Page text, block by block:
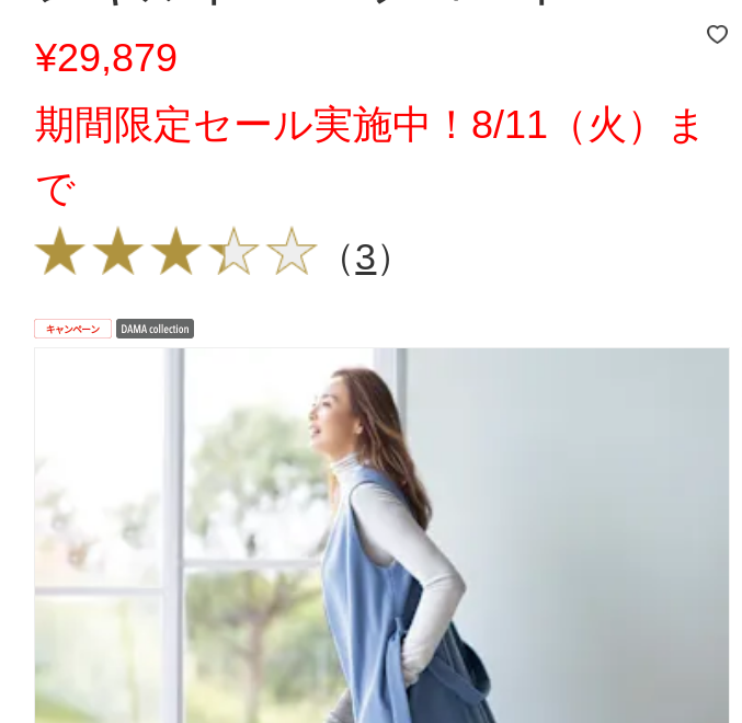
¥29,879
期間限定セール実施中！8/11（火）ま
で
（3）